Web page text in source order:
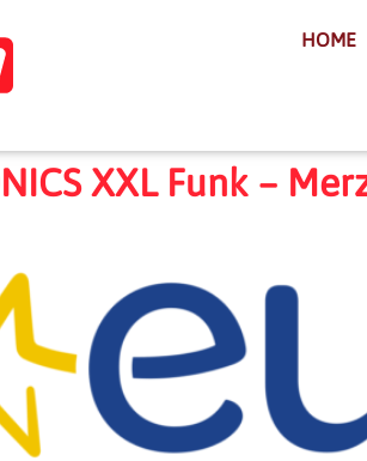
HOME
XXL Funk –